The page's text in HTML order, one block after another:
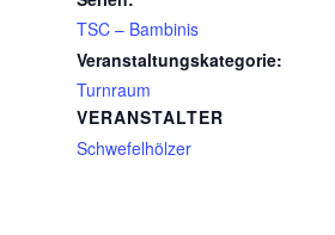
TSC – Bambinis
Veranstaltungskategorie:
Turnraum
VERANSTALTER
Schwefelhölzer